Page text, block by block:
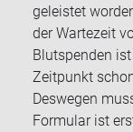
geleistet
der Wartezeit
Blutspenden
Zeitpunkt
Deswegen
Formular ist